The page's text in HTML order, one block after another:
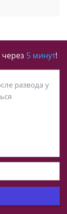
5 минут!